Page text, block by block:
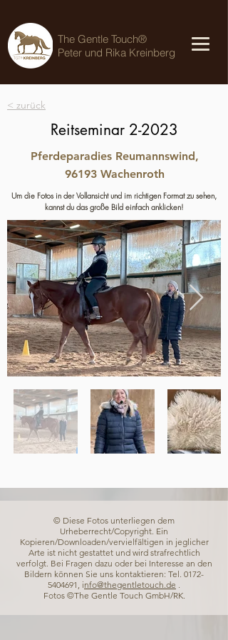
The Gentle Touch®
Peter und Rika Kreinberg
< zurück
Reitseminar 2-2023
Pferdeparadies Reumannswind,
96193 Wachenroth
Um die Fotos in der Vollansicht und im richtigen Format zu sehen,
kannst du das große Bild einfach anklicken!
© Diese Fotos unterliegen dem
Urheberrecht/Copyright. Ein
Kopieren/Downloaden/vervielfältigen in jeglicher
Arte ist nicht gestattet und wird strafrechtlich
verfolgt. Bei Fragen dazu oder bei Interesse an den
Bildern können Sie uns kontaktieren: Tel. 0172-
5404691 , info@thegentletouch.de .
Fotos ©The Gentle Touch GmbH/RK.